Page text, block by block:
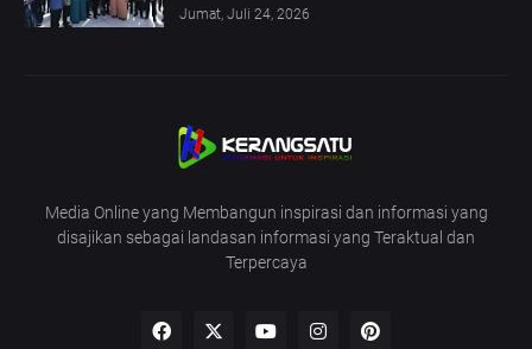
Jumat, Juli 24, 2026
Media Online yang Membangun inspirasi dan informasi yang
disajikan sebagai landasan informasi yang Teraktual dan
Terpercaya